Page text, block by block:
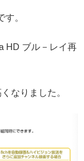
。
HD ブル－レイ再
なりました。